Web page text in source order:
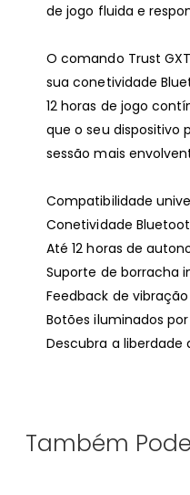
de jogo fluida e
O comando Trust
sua conetividade
12 horas de jogo
que o seu dispositivo
sessão mais
Compatibilidade
Conetividade
Até 12 horas de
Suporte de borracha
Feedback de
Botões iluminados
Descubra a
Também